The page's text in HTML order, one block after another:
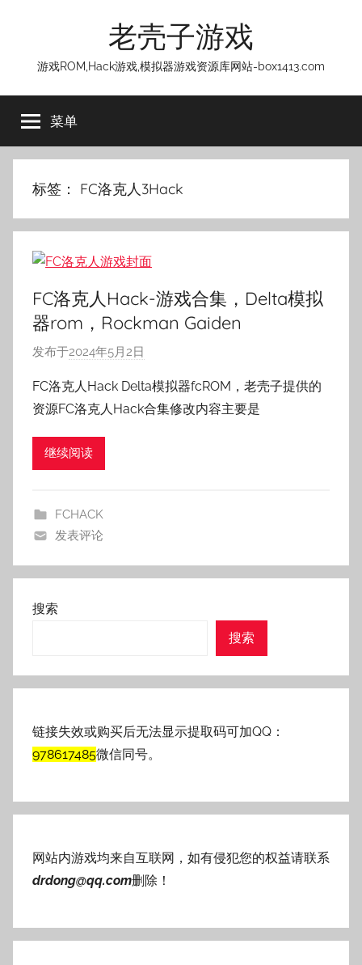
老壳子游戏
游戏ROM,Hack游戏,模拟器游戏资源库网站-box1413.com
菜单
标签： FC洛克人3Hack
FC洛克人Hack-游戏合集，Delta模拟
器rom，Rockman Gaiden
发布于2024年5月2日
:
老
FC洛克人Hack Delta模拟器fcROM，老壳子提供的
资源FC洛克人Hack合集修改内容主要是
继续阅读
FCHACK
发表评论
搜索
搜索
链接失效或购买后无法显示提取码可加QQ：
978617485微信同号。
网站内游戏均来自互联网，如有侵犯您的权益请联系
drdong@qq.com删除！